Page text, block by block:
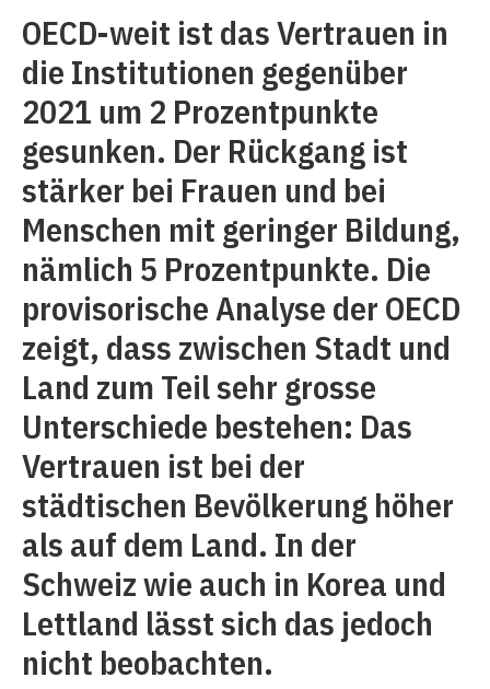
OECD-weit ist das Vertrauen in
die Institutionen gegenüber
2021 um 2 Prozentpunkte
gesunken. Der Rückgang ist
stärker bei Frauen und bei
Menschen mit geringer Bildung,
nämlich 5 Prozentpunkte. Die
provisorische Analyse der OECD
zeigt, dass zwischen Stadt und
Land zum Teil sehr grosse
Unterschiede bestehen: Das
Vertrauen ist bei der
städtischen Bevölkerung höher
als auf dem Land. In der
Schweiz wie auch in Korea und
Lettland lässt sich das jedoch
nicht beobachten.